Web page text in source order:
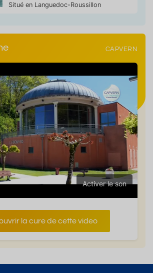
Situé en Languedoc-Roussillon
CAPVERN
Activer le son
la cure de cette video